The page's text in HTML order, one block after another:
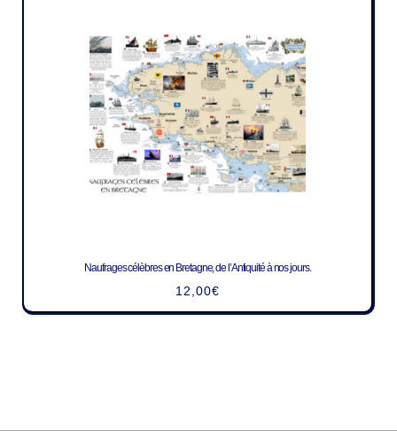
Naufrages célèbres en Bretagne, de l’Antiquité à nos jours.
12,00€